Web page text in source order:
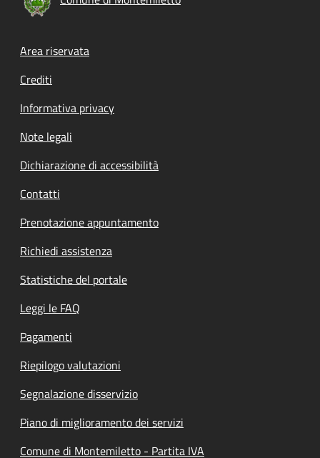
Footer menu
Area riservata
Crediti
Informativa privacy
Note legali
Dichiarazione di accessibilità
Contatti
Prenotazione appuntamento
Richiedi assistenza
Statistiche del portale
Leggi le FAQ
Pagamenti
Riepilogo valutazioni
Segnalazione disservizio
Piano di miglioramento dei servizi
Comune di Montemiletto - Partita IVA